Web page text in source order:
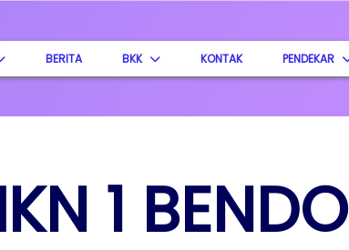
BERITA BKK KONTAK PENDEKAR
1 BENDO